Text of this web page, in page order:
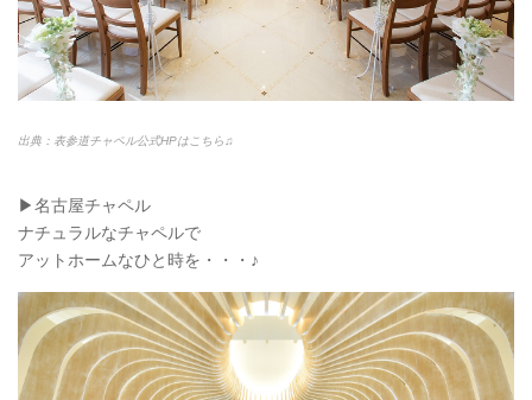
出典：表参道チャペル公式HPはこちら♫
▶︎名古屋チャペル
ナチュラルなチャペルで
アットホームなひと時を・・・♪